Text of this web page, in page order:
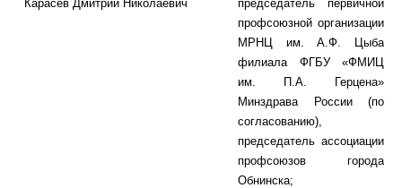
Карасев Дмитрий Николаевич
председатель первичной
профсоюзной организации
МРНЦ им. А.Ф. Цыба
филиала ФГБУ «ФМИЦ
им. П.А. Герцена»
Минздрава России (по
согласованию),
председатель ассоциации
профсоюзов города
Обнинска;